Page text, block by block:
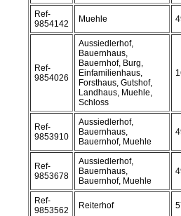
Ref-
9854142
Muehle
Ref-
9854026
Aussiedlerhof,
Bauernhaus,
Bauernhof, Burg,
Einfamilienhaus,
Forsthaus, Gutshof,
Landhaus, Muehle,
Schloss
Ref-
9853910
Aussiedlerhof,
Bauernhaus,
Bauernhof, Muehle
Ref-
9853678
Aussiedlerhof,
Bauernhaus,
Bauernhof, Muehle
Ref-
9853562
Reiterhof